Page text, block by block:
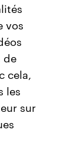
vos
de
cela,
les
sur